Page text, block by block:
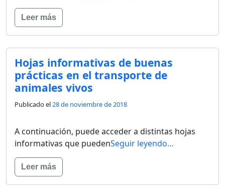
Leer más
Hojas informativas de buenas
prácticas en el transporte de
animales vivos
Publicado el28 de noviembre de 2018
A continuación, puede acceder a distintas hojas
informativas que puedenSeguir leyendo…
Leer más